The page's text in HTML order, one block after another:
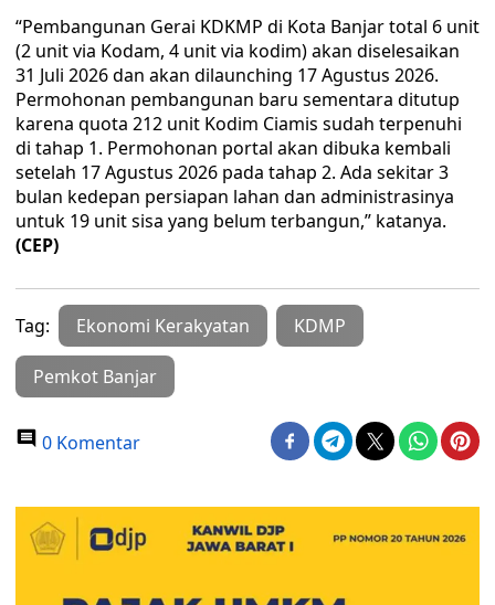
“Pembangunan Gerai KDKMP di Kota Banjar total 6 unit
(2 unit via Kodam, 4 unit via kodim) akan diselesaikan
31 Juli 2026 dan akan dilaunching 17 Agustus 2026.
Permohonan pembangunan baru sementara ditutup
karena quota 212 unit Kodim Ciamis sudah terpenuhi
di tahap 1. Permohonan portal akan dibuka kembali
setelah 17 Agustus 2026 pada tahap 2. Ada sekitar 3
bulan kedepan persiapan lahan dan administrasinya
untuk 19 unit sisa yang belum terbangun,” katanya.
(CEP)
Tag: Ekonomi Kerakyatan KDMP
Pemkot Banjar
0 Komentar